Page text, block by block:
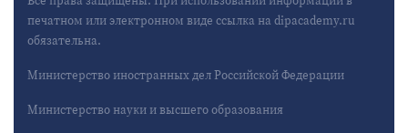
печатном или электронном виде ссылка на dipacademy.ru
обязательна.
Министерство иностранных дел Российской Федерации
Министерство науки и высшего образования